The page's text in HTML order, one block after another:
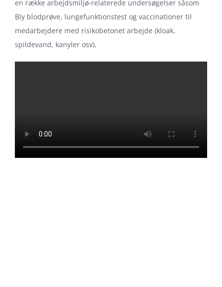
en række arbejdsmiljø-relaterede undersøgelser såsom
Bly blodprøve, lungefunktionstest og vaccinationer til
medarbejdere med risikobetonet arbejde (kloak,
spildevand, kanyler osv).